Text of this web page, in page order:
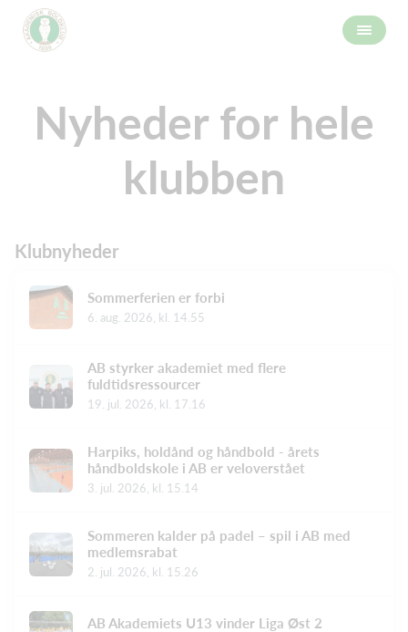
Nyheder for hele
klubben
Klubnyheder
Sommerferien er forbi
6. aug. 2026, kl. 14.55
AB styrker akademiet med flere
fuldtidsressourcer
19. jul. 2026, kl. 17.16
Harpiks, holdånd og håndbold - årets
håndboldskole i AB er veloverstået
3. jul. 2026, kl. 15.14
Sommeren kalder på padel – spil i AB med
medlemsrabat
2. jul. 2026, kl. 15.26
AB Akademiets U13 vinder Liga Øst 2